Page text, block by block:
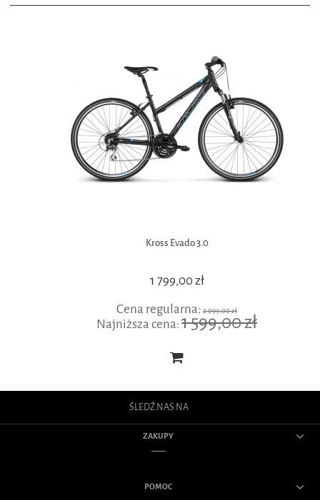
Kross Evado 3.0
1 799,00 zł
Cena regularna:2 099,00 zł
Najniższa cena:1 599,00 zł
ŚLEDŹ NAS NA
ZAKUPY
POMOC